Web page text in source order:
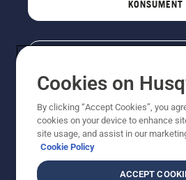
KONSUMENT
Cookies on
By clicking “Accept Cookies”, you
cookies on your device to enhance
site usage, and assist in our
Cookie Policy
ACCEPT